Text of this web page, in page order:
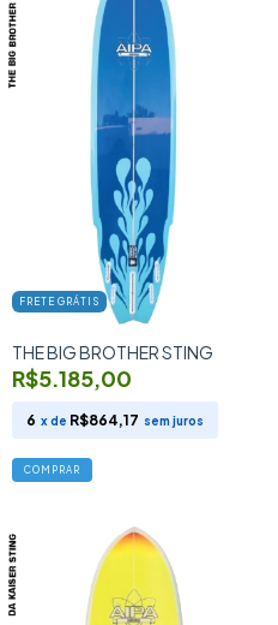
FRETE GRÁTIS
THE BIG BROTHER STING
R$5.185,00
6 x de R$864,17 sem juros
COMPRAR